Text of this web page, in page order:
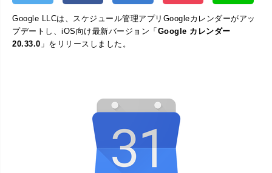
Google LLCは、スケジュール管理アプリGoogleカレンダーがアッ
プデートし、iOS向け最新バージョン「Google カレンダー
20.33.0 」をリリースしました。